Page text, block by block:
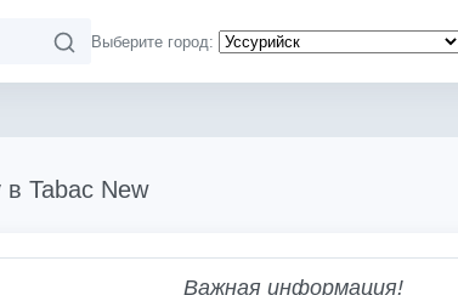
Выберите город:
в Tabac New
Важная информация!